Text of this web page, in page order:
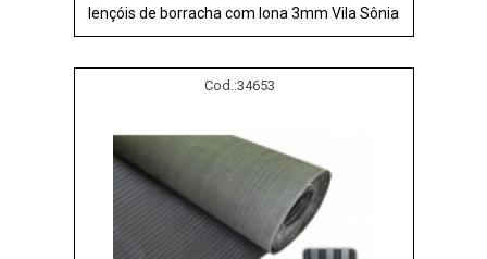
lençóis de borracha com lona 3mm Vila Sônia
Cod.:34653